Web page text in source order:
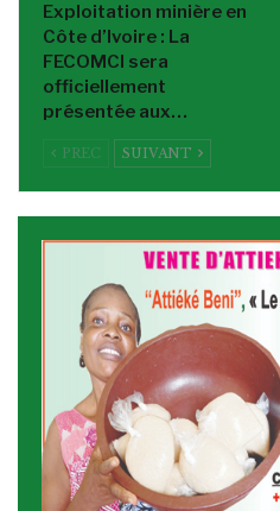
Exploitation minière en
Côte d’Ivoire : La
FECOMCI sera
officiellement
présentée aux…
PREC SUIVANT